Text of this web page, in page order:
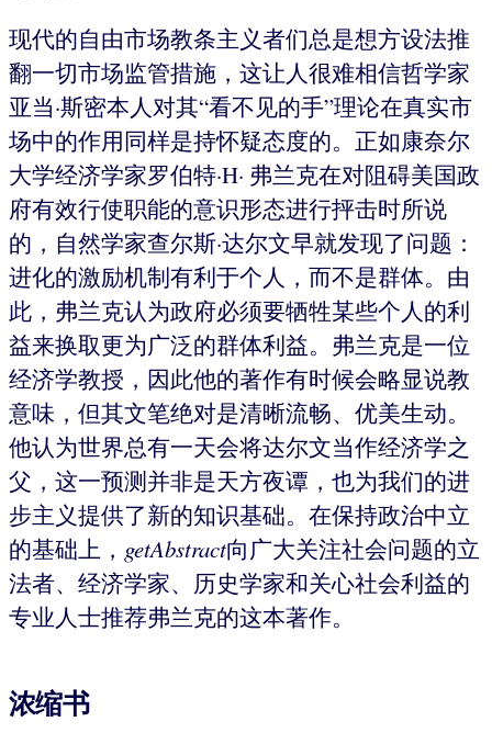
现代的自由市场教条主义者们总是想方设法推
翻一切市场监管措施，这让人很难相信哲学家
亚当·斯密本人对其“看不见的手”理论在真实市
场中的作用同样是持怀疑态度的。正如康奈尔
大学经济学家罗伯特·H· 弗兰克在对阻碍美国政
府有效行使职能的意识形态进行抨击时所说
的，自然学家查尔斯·达尔文早就发现了问题：
进化的激励机制有利于个人，而不是群体。由
此，弗兰克认为政府必须要牺牲某些个人的利
益来换取更为广泛的群体利益。弗兰克是一位
经济学教授，因此他的著作有时候会略显说教
意味，但其文笔绝对是清晰流畅、优美生动。
他认为世界总有一天会将达尔文当作经济学之
父，这一预测并非是天方夜谭，也为我们的进
步主义提供了新的知识基础。在保持政治中立
的基础上， getAbstract向广大关注社会问题的立
法者、经济学家、历史学家和关心社会利益的
专业人士推荐弗兰克的这本著作。
浓缩书